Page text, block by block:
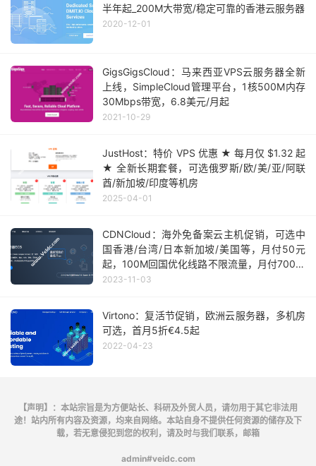
半年起_200M大带宽/稳定可靠的香港云服务器
2020-12-01
GigsGigsCloud：马来西亚VPS云服务器全新
上线，SimpleCloud管理平台，1核500M内存
30Mbps带宽，6.8美元/月起
2021-10-29
JustHost：特价 VPS 优惠 ★ 每月仅 $1.32 起
★ 全新长期套餐，可选俄罗斯/欧/美/亚/阿联
酋/新加坡/印度等机房
2025-04-01
CDNCloud：海外免备案云主机促销，可选中
国香港/台湾/日本新加坡/美国等，月付50元
起，100M回国优化线路不限流量，月付700元
起
2023-11-03
Virtono：复活节促销，欧洲云服务器，多机房
可选，首月5折€4.5起
2022-04-23
【声明】：本站宗旨是为方便站长、科研及外贸人员，请勿用于其它非法用
途！站内所有内容及资源，均来自网络。本站自身不提供任何资源的储存及下
载，若无意侵犯到您的权利，请及时与我们联系，邮箱
admin#veidc.com